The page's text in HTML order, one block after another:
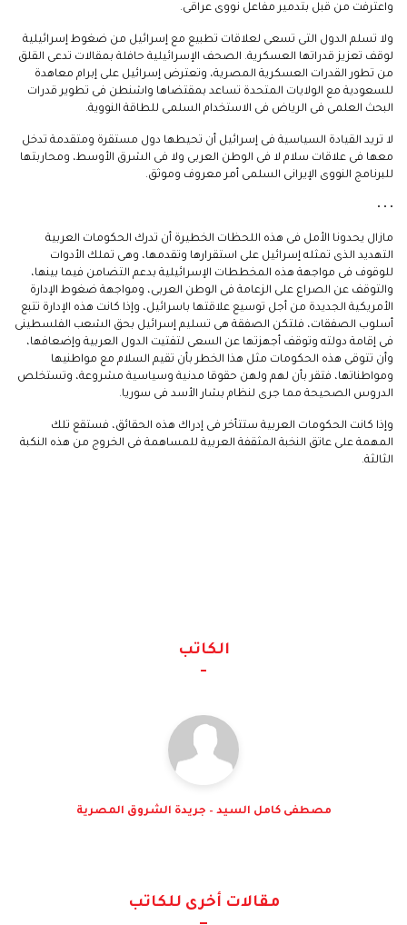
واعترفت من قبل بتدمير مفاعل نووى عراقى.
ولا تسلم الدول التى تسعى لعلاقات تطبيع مع إسرائيل من ضغوط إسرائيلية
لوقف تعزيز قدراتها العسكرية. الصحف الإسرائيلية حافلة بمقالات تدعى القلق
من تطور القدرات العسكرية المصرية، وتعترض إسرائيل على إبرام معاهدة
للسعودية مع الولايات المتحدة تساعد بمقتضاها واشنطن فى تطوير قدرات
البحث العلمى فى الرياض فى الاستخدام السلمى للطاقة النووية.
لا تريد القيادة السياسية فى إسرائيل أن تحيطها دول مستقرة ومتقدمة تدخل
معها فى علاقات سلام لا فى الوطن العربى ولا فى الشرق الأوسط، ومحاربتها
للبرنامج النووى الإيرانى السلمى أمر معروف وموثق.
• • •
‎مازال يحدونا الأمل فى هذه اللحظات الخطيرة أن تدرك الحكومات العربية
التهديد الذى تمثله إسرائيل على استقرارها وتقدمها، وهى تملك الأدوات
للوقوف فى مواجهة هذه المخططات الإسرائيلية بدعم التضامن فيما بينها،
والتوقف عن الصراع على الزعامة فى الوطن العربى، ومواجهة ضغوط الإدارة
الأمريكية الجديدة من أجل توسيع علاقتها باسرائيل، وإذا كانت هذه الإدارة تتبع
أسلوب الصفقات، فلتكن الصفقة هى تسليم إسرائيل بحق الشعب الفلسطينى
فى إقامة دولته وتوقف أجهزتها عن السعى لتفتيت الدول العربية وإضعافها،
وأن تتوقى هذه الحكومات مثل هذا الخطر بأن تقيم السلام مع مواطنيها
ومواطناتها، فتقر بأن لهم ولهن حقوقا مدنية وسياسية مشروعة، وتستخلص
الدروس الصحيحة مما جرى لنظام بشار الأسد فى سوريا.
وإذا كانت الحكومات العربية ستتأخر فى إدراك هذه الحقائق، فستقع تلك
المهمة على عاتق النخبة المثقفة العربية للمساهمة فى الخروج من هذه النكبة
الثالثة.
الكاتب
مصطفى كامل السيد – جريدة الشروق المصرية
مقالات أخرى للكاتب